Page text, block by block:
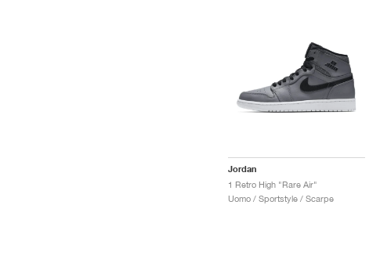
Jordan
1 Retro High "Rare Air"
Uomo / Sportstyle / Scarpe